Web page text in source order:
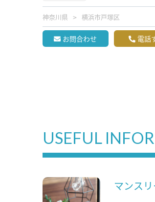
神奈川県 横浜市戸塚区
お問合わせ 電話
USEFUL
マンス